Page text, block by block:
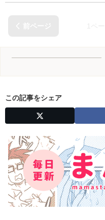
この記事をシェア